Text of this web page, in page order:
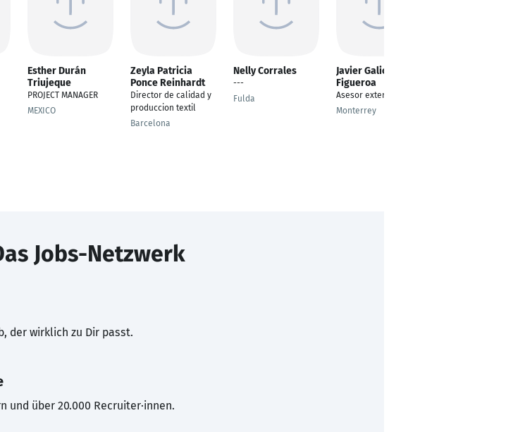
Esther Durán
Triujeque
PROJECT MANAGER
MEXICO
Zeyla Patricia
Ponce Reinhardt
Director de calidad y
produccion textil
Barcelona
Nelly Corrales
---
Fulda
Javier Galicia
Figueroa
Asesor externo
Monterrey
Jobs-Netzwerk
der wirklich zu Dir passt.
und über 20.000 Recruiter·innen.